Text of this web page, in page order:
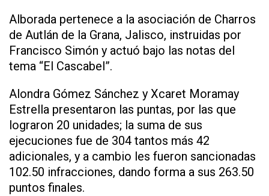
Alborada pertenece a la asociación de Charros
de Autlán de la Grana, Jalisco, instruidas por
Francisco Simón y actuó bajo las notas del
tema “El Cascabel”.
Alondra Gómez Sánchez y Xcaret Moramay
Estrella presentaron las puntas, por las que
lograron 20 unidades; la suma de sus
ejecuciones fue de 304 tantos más 42
adicionales, y a cambio les fueron sancionadas
102.50 infracciones, dando forma a sus 263.50
puntos finales.